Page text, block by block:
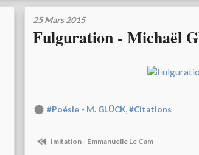
25 Mars 2015
Fulguration - Michaël
#Poésie - M. GLÜCK,#Citations
Imitation - Emmanuelle Le Cam